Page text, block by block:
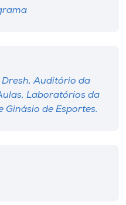
Auditório da
Laboratórios da
Ginásio de Esportes.